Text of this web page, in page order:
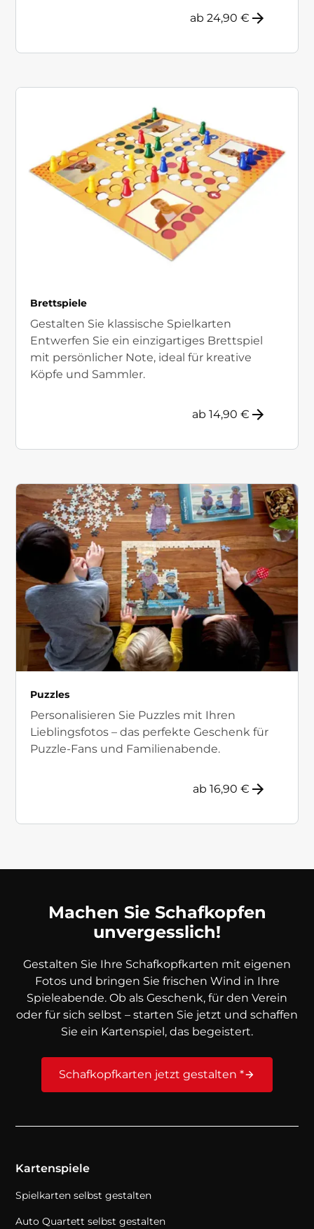
ab 24,90 €
Brettspiele
Gestalten Sie klassische Spielkarten
Entwerfen Sie ein einzigartiges Brettspiel
mit persönlicher Note, ideal für kreative
Köpfe und Sammler.
ab 14,90 €
Puzzles
Personalisieren Sie Puzzles mit Ihren
Lieblingsfotos – das perfekte Geschenk für
Puzzle-Fans und Familienabende.
ab 16,90 €
Machen Sie Schafkopfen
unvergesslich!
Gestalten Sie Ihre Schafkopfkarten mit eigenen
Fotos und bringen Sie frischen Wind in Ihre
Spieleabende. Ob als Geschenk, für den Verein
oder für sich selbst – starten Sie jetzt und schaffen
Sie ein Kartenspiel, das begeistert.
Schafkopfkarten jetzt gestalten *
Kartenspiele
Spielkarten selbst gestalten
Auto Quartett selbst gestalten